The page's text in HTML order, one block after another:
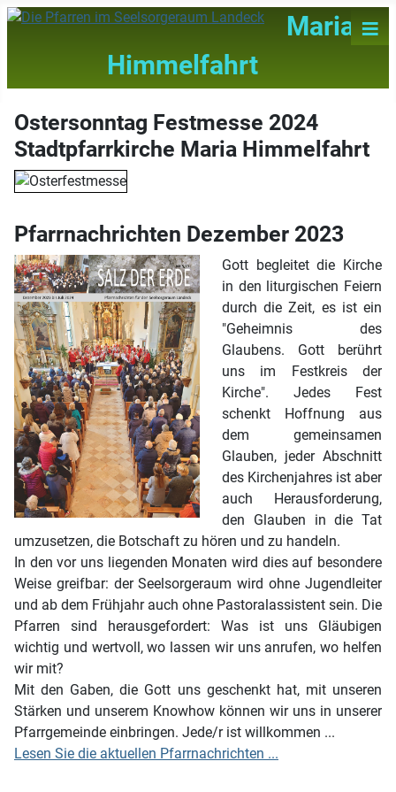
Maria
Himmelfahrt
≡
Ostersonntag Festmesse 2024
Stadtpfarrkirche Maria Himmelfahrt
Pfarrnachrichten Dezember 2023
Gott begleitet die Kirche
in den liturgischen Feiern
durch die Zeit, es ist ein
"Geheimnis des
Glaubens. Gott berührt
uns im Festkreis der
Kirche". Jedes Fest
schenkt Hoffnung aus
dem gemeinsamen
Glauben, jeder Abschnitt
des Kirchenjahres ist aber
auch Herausforderung,
den Glauben in die Tat
umzusetzen, die Botschaft zu hören und zu handeln.
In den vor uns liegenden Monaten wird dies auf besondere
Weise greifbar: der Seelsorgeraum wird ohne Jugendleiter
und ab dem Frühjahr auch ohne Pastoralassistent sein. Die
Pfarren sind herausgefordert: Was ist uns Gläubigen
wichtig und wertvoll, wo lassen wir uns anrufen, wo helfen
wir mit?
Mit den Gaben, die Gott uns geschenkt hat, mit unseren
Stärken und unserem Knowhow können wir uns in unserer
Pfarrgemeinde einbringen. Jede/r ist willkommen ...
Lesen Sie die aktuellen Pfarrnachrichten ...